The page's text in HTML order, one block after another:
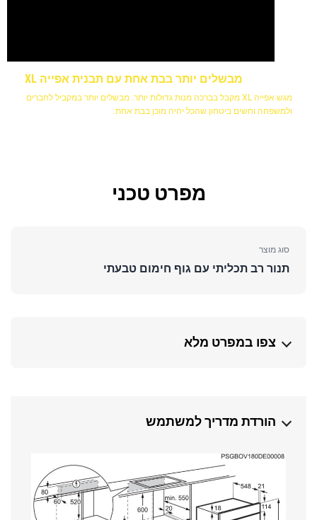
מבשלים יותר בבת אחת עם תבנית אפייה XL
מגש אפייה XL מקבל בברכה מנות גדולות יותר. מבשלים יותר במקביל לחברים
ולמשפחה וחשים ביטחון שהכל יהיה מוכן בבת אחת.
מפרט טכני
סוג מוצר
תנור רב תכליתי עם גוף חימום טבעתי
צפו במפרט מלא
הורדת מדריך למשתמש